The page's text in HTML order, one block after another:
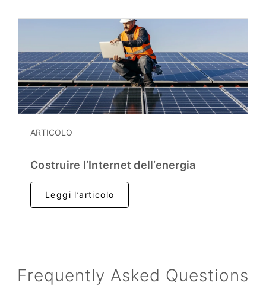
ARTICOLO
Costruire l’Internet dell’energia
Leggi l’articolo
Frequently Asked Questions